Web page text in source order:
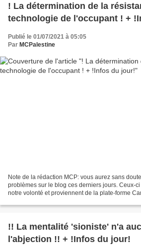
! La détermination de la
technologie de l'occupant ! +
Publié le 01/07/2021 à 05:05
Par MCPalestine
Note de la rédaction MCP: vous aurez sans
problèmes sur le blog ces derniers jours. Ceux-
notre volonté et proviennent de la plate-forme
!! La mentalité 'sioniste' n'a
l'abjection !! + !Infos du jour!